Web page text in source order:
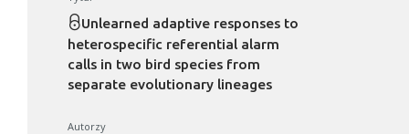
Unlearned adaptive responses to
heterospecific referential alarm
calls in two bird species from
separate evolutionary lineages
Autorzy